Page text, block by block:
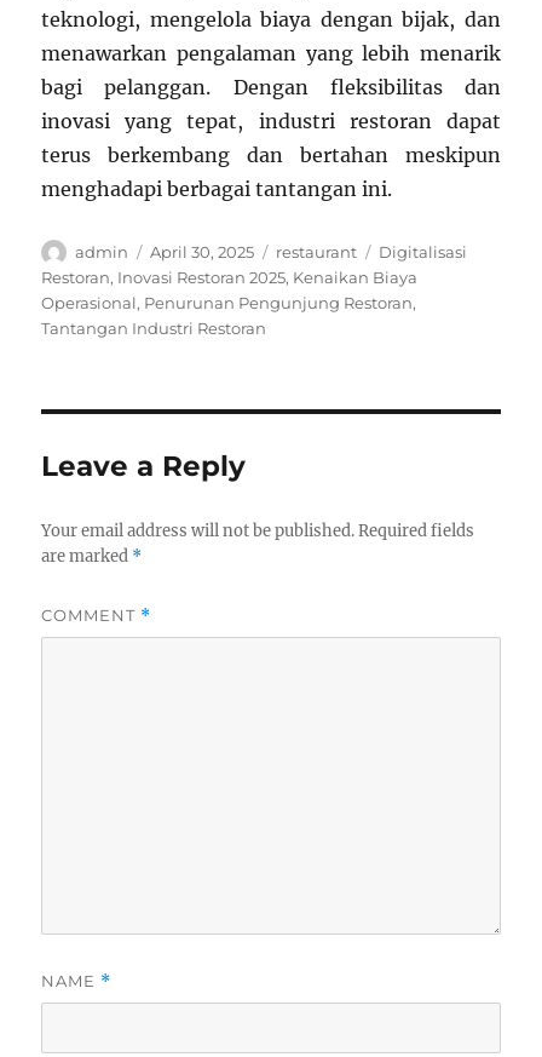
teknologi, mengelola biaya dengan bijak, dan
menawarkan pengalaman yang lebih menarik
bagi pelanggan. Dengan fleksibilitas dan
inovasi yang tepat, industri restoran dapat
terus berkembang dan bertahan meskipun
menghadapi berbagai tantangan ini.
Author
admin
Posted
on
April 30, 2025 Categories
restaurant Tags
Digitalisasi
Restoran, Inovasi Restoran 2025, Kenaikan Biaya
Operasional, Penurunan Pengunjung Restoran,
Tantangan Industri Restoran
Leave a Reply
Your email address will not be published. Required fields
are marked *
COMMENT *
NAME *